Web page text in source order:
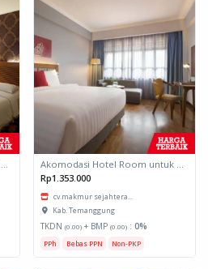
Rp1.353.000
cv.makmur sejahtera...
Kab. Temanggung
TKDN (0.00) + BMP (0.00) : 0%
PPh Bebas PPN Non-PKP